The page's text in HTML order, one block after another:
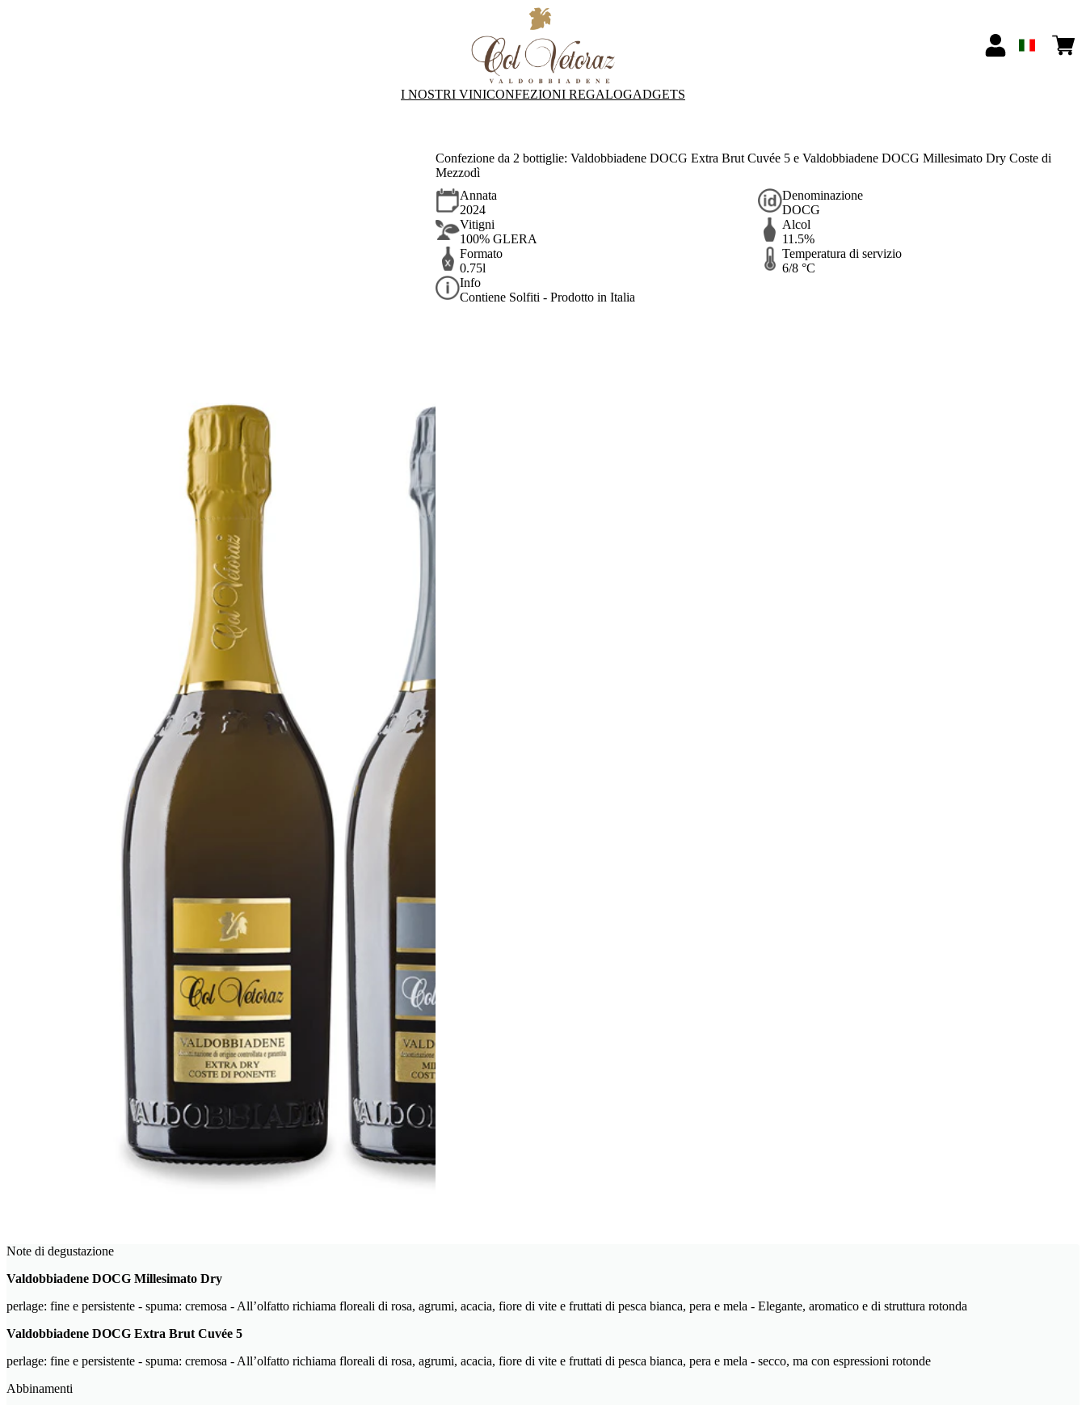
I NOSTRI VINICONFEZIONI REGALOGADGETS
Confezione da 2 bottiglie: Valdobbiadene DOCG Extra Brut Cuvée 5 e Valdobbiadene DOCG Millesimato Dry Coste di
Mezzodì
Annata
2024
Denominazione
DOCG
Vitigni
100% GLERA
Alcol
11.5%
Formato
0.75l
Temperatura di servizio
6/8 °C
Info
Contiene Solfiti - Prodotto in Italia
Note di degustazione
Valdobbiadene DOCG Millesimato Dry
perlage: fine e persistente - spuma: cremosa - All’olfatto richiama floreali di rosa, agrumi, acacia, fiore di vite e fruttati di pesca bianca, pera e mela - Elegante, aromatico e di struttura rotonda
Valdobbiadene DOCG Extra Brut Cuvée 5
perlage: fine e persistente - spuma: cremosa - All’olfatto richiama floreali di rosa, agrumi, acacia, fiore di vite e fruttati di pesca bianca, pera e mela - secco, ma con espressioni rotonde
Abbinamenti